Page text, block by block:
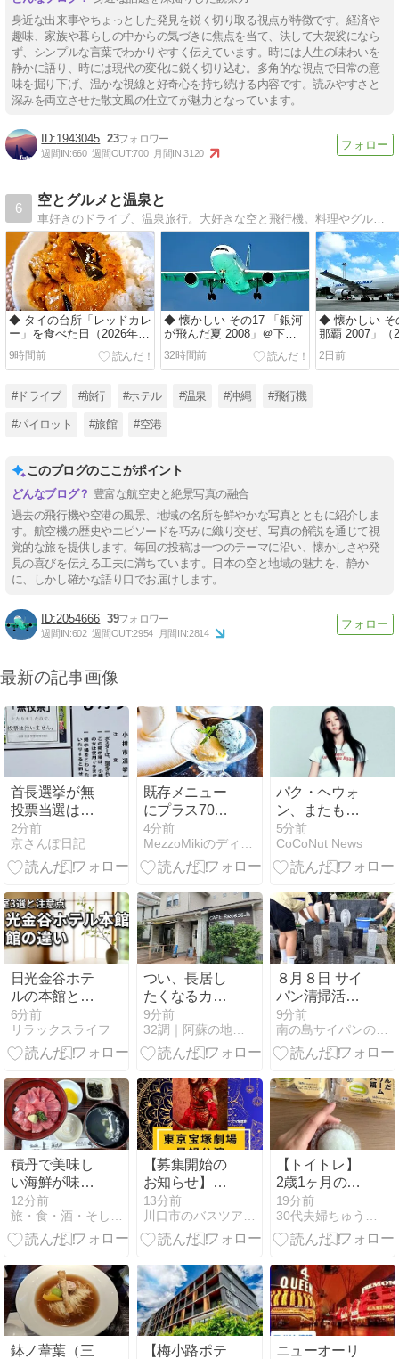
身近な出来事やちょっとした発見を鋭く切り取る視点が特徴です。経済や
趣味、家族や暮らしの中からの気づきに焦点を当て、決して大袈裟になら
ず、シンプルな言葉でわかりやすく伝えています。時には人生の味わいを
静かに語り、時には現代の変化に鋭く切り込む。多角的な視点で日常の意
味を掘り下げ、温かな視線と好奇心を持ち続ける内容です。読みやすさと
深みを両立させた散文風の仕立てが魅力となっています。
1943045 23
週間IN:660 週間OUT:700 月間IN:3120
6
空とグルメと温泉と
車好きのドライブ、温泉旅行。大好きな空と飛行機。料理やグルメ情報も。
◆ タイの台所「レッドカレ
ー」を食べた日（2026年8
月）
9時間前
◆ 懐かしい その17 「銀河
が飛んだ夏 2008」＠下地
島（2026年7月）
32時間前
◆ 懐かしい そ
那覇 2007」（
2日前
#ドライブ #旅行 #ホテル #温泉 #沖縄 #飛行機
#パイロット #旅館 #空港
このブログのここがポイント
豊富な航空史と絶景写真の融合
過去の飛行機や空港の風景、地域の名所を鮮やかな写真とともに紹介しま
す。航空機の歴史やエピソードを巧みに織り交ぜ、写真の解説を通じて視
覚的な旅を提供します。毎回の投稿は一つのテーマに沿い、懐かしさや発
見の喜びを伝える工夫に満ちています。日本の空と地域の魅力を、静か
に、しかし確かな語り口でお届けします。
2054666 39
週間IN:602 週間OUT:2954 月間IN:2814
最新の記事画像
首長選挙が無
投票当選は経
費削減ではな
く、民主主義
崩壊
2分前
京さんぽ日記
既存メニュー
にプラス700
円で注文でき
る！ハイピリ
オン・ラウン
ーム
4分前
MezzoMikiのディズニーブログ
パク・ヘウォ
ン、またも快
挙…「破竹の
勢い」が始ま
る
5分前
CoCoNut News
日光金谷ホテ
ルの本館と別
館の違いを比
較！楽天トラ
ベルで選ぶ客
注意点
6分前
リラックスライフ
つい、長居し
たくなるカフ
ェ【CAFE
Recess.h（カ
フェ リセ
9分前
32調｜阿蘇の地域ブログ
８月８日 サイ
パン清掃活
動。
9分前
南の島サイパンのダイビングショップMSC
積丹で美味し
い海鮮が味わ
えるお店
☆「食堂うし
お」で本鮪赤
期は生ウニも
あるよ☆
12分前
旅・食・酒・そして猫
【募集開始の
お知らせ】東
京宝塚劇場 星
組公演『RRR
×
～√Rama～』
13分前
川口市のバスツアー、社員旅行、貸切バスは旅行代理店の旅倶楽部
【トイトレ】
2歳1ヶ月のト
イトレと、今
めちゃめちゃ
ハマっている
19分前
30代夫婦ちゅうのズボラで楽しいくらし
鉢ノ葦葉（三
【梅小路ポテ
ニューオーリ